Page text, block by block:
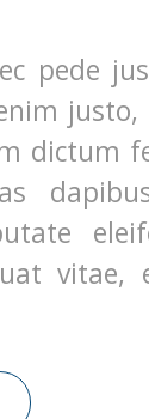
pede
justo,
dictum
vitae,